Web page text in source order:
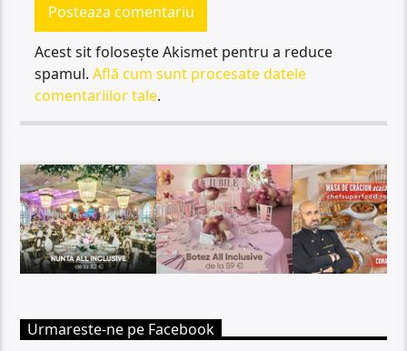
Acest sit folosește Akismet pentru a reduce
spamul.Află cum sunt procesate datele
comentariilor tale.
Urmareste-ne pe Facebook